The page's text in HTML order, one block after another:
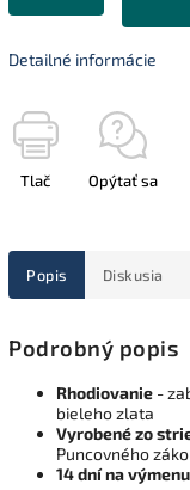
Detailné informácie
Tlač Opýtať sa
Popis Diskusia
Podrobný popis
Rhodiovanie -
bieleho zlata
Vyrobené zo
Puncovného
14 dní na výmenu